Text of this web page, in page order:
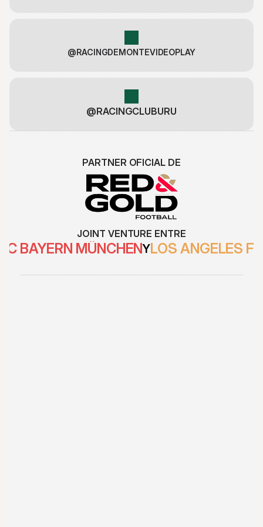
@RACINGDEMONTEVIDEOPLAY
@RACINGCLUBURU
PARTNER OFICIAL DE
JOINT VENTURE ENTRE
BAYERN MÜNCHENYLOS ANGELES